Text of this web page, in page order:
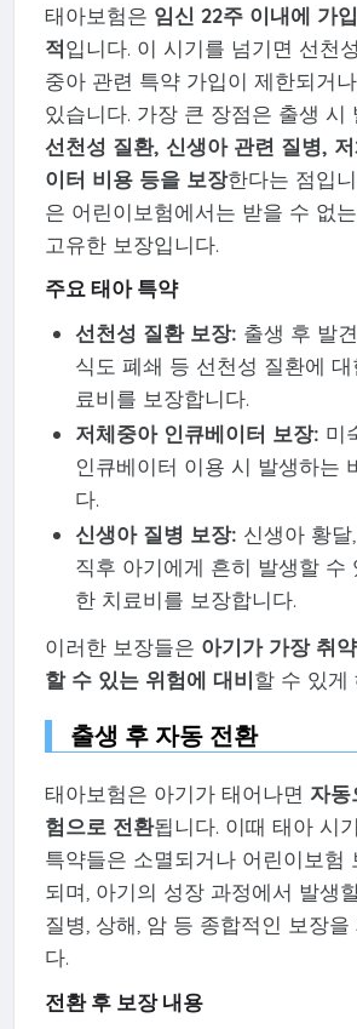
태아보험은 임신 22주 이내에 가
적입니다. 이 시기를 넘기면 선천
중아 관련 특약 가입이 제한되거
있습니다. 가장 큰 장점은 출생 시
선천성 질환, 신생아 관련 질병,
이터 비용 등을 보장한다는 점입
은 어린이보험에서는 받을 수 없
고유한 보장입니다.
주요 태아 특약
선천성 질환 보장: 출생 후 발
식도 폐쇄 등 선천성 질환에
료비를 보장합니다.
저체중아 인큐베이터 보장: 미
인큐베이터 이용 시 발생하는
다.
신생아 질병 보장: 신생아 황
직후 아기에게 흔히 발생할 수
한 치료비를 보장합니다.
이러한 보장들은 아기가 가장 취
할 수 있는 위험에 대비할 수 있게
출생 후 자동 전환
태아보험은 아기가 태어나면 자동
험으로 전환됩니다. 이때 태아 시
특약들은 소멸되거나 어린이보험
되며, 아기의 성장 과정에서 발생
질병, 상해, 암 등 종합적인 보장을
다.
전환 후 보장 내용